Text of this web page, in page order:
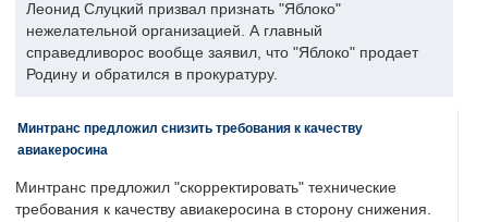
Леонид Слуцкий призвал признать "Яблоко"
нежелательной организацией. А главный
справедливорос вообще заявил, что "Яблоко" продает
Родину и обратился в прокуратуру.
Минтранс предложил снизить требования к качеству
авиакеросина
Минтранс предложил "скорректировать" технические
требования к качеству авиакеросина в сторону снижения.